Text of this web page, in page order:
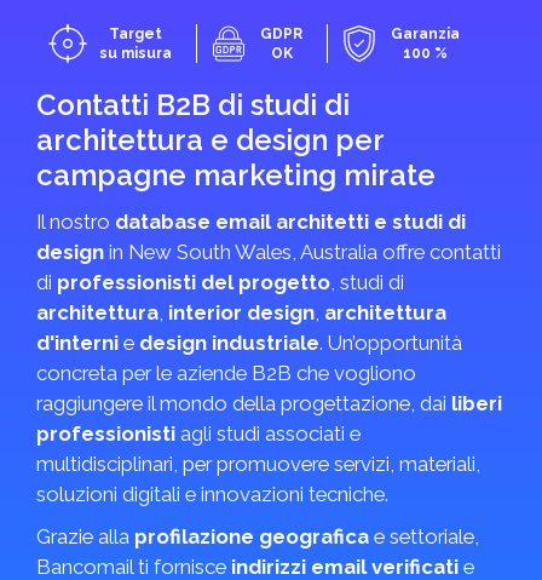
Target
su misura
GDPR
OK
Garanzia
100 %
Contatti B2B di studi di
architettura e design per
campagne marketing mirate
Il nostro database email architetti e studi di
design in New South Wales, Australia offre contatti
di professionisti del progetto, studi di
architettura, interior design, architettura
d'interni e design industriale. Un’opportunità
concreta per le aziende B2B che vogliono
raggiungere il mondo della progettazione, dai liberi
professionisti agli studi associati e
multidisciplinari, per promuovere servizi, materiali,
soluzioni digitali e innovazioni tecniche.
Grazie alla profilazione geografica e settoriale,
Bancomail ti fornisce indirizzi email verificati e